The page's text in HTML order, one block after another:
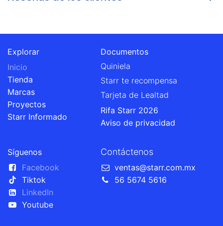
Explorar
Inicio
Tienda
Marcas
Proyectos
Starr Informado
Documentos
Quiniela
Starr te recompensa
Tarjeta de Lealtad
Rifa Starr 2026
Aviso de privacidad
Síguenos
Facebook
Tiktok
LinkedIn
Youtube
Contáctenos
ventas@starr.com.mx
56 5674 5616